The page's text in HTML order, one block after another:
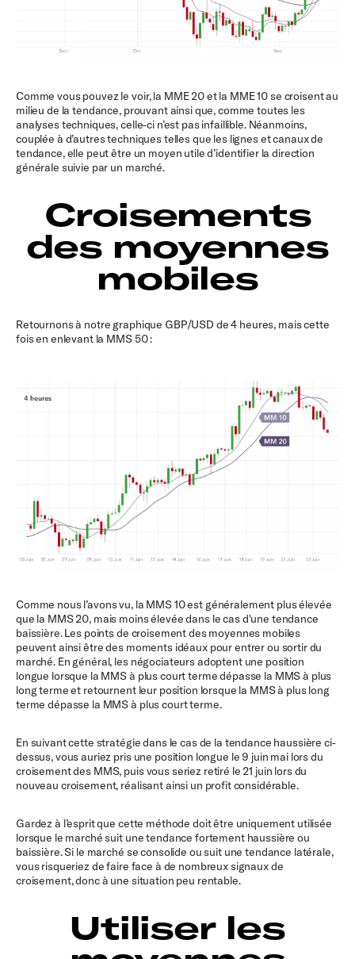
Comme vous pouvez le voir, la MME 20 et la MME 10 se croisent au
milieu de la tendance, prouvant ainsi que, comme toutes les
analyses techniques, celle-ci n’est pas infaillible. Néanmoins,
couplée à d’autres techniques telles que les lignes et canaux de
tendance, elle peut être un moyen utile d’identifier la direction
générale suivie par un marché.
Croisements
des moyennes
mobiles
Retournons à notre graphique GBP/USD de 4 heures, mais cette
fois en enlevant la MMS 50 :
Comme nous l’avons vu, la MMS 10 est généralement plus élevée
que la MMS 20, mais moins élevée dans le cas d'une tendance
baissière. Les points de croisement des moyennes mobiles
peuvent ainsi être des moments idéaux pour entrer ou sortir du
marché. En général, les négociateurs adoptent une position
longue lorsque la MMS à plus court terme dépasse la MMS à plus
long terme et retournent leur position lorsque la MMS à plus long
terme dépasse la MMS à plus court terme.
En suivant cette stratégie dans le cas de la tendance haussière ci-
dessus, vous auriez pris une position longue le 9 juin mai lors du
croisement des MMS, puis vous seriez retiré le 21 juin lors du
nouveau croisement, réalisant ainsi un profit considérable.
Gardez à l’esprit que cette méthode doit être uniquement utilisée
lorsque le marché suit une tendance fortement haussière ou
baissière. Si le marché se consolide ou suit une tendance latérale,
vous risqueriez de faire face à de nombreux signaux de
croisement, donc à une situation peu rentable.
Utiliser les